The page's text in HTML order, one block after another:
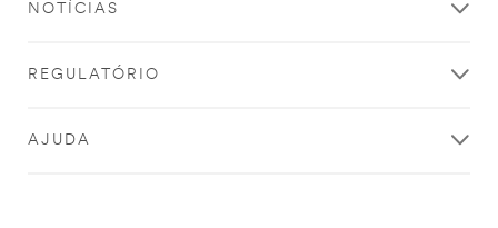
NOTÍCIAS
REGULATÓRIO
AJUDA